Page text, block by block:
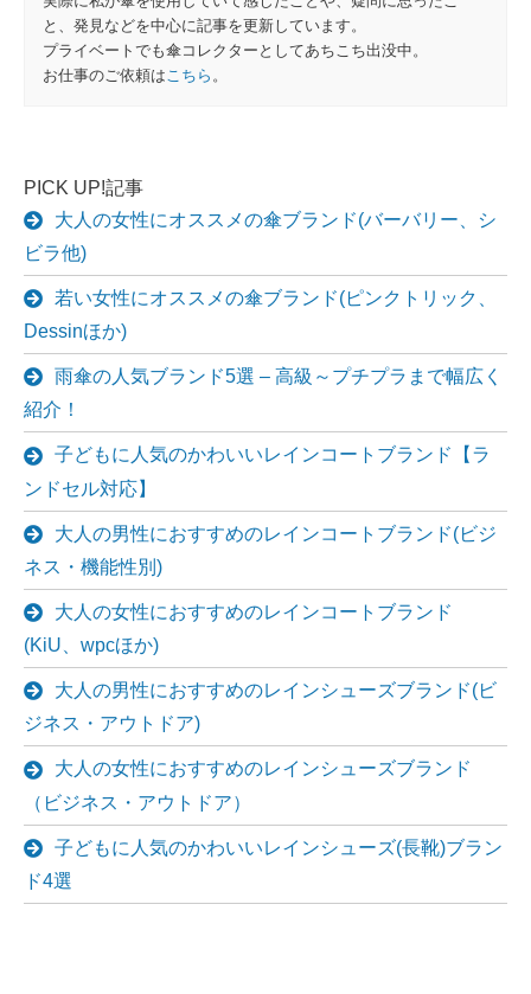
と、発見などを中心に記事を更新しています。
プライベートでも傘コレクターとしてあちこち出没中。
お仕事のご依頼は こちら 。
PICK UP!記事
大人の女性にオススメの傘ブランド(バーバリー、シ
ビラ他)
若い女性にオススメの傘ブランド(ピンクトリック、
Dessinほか)
雨傘の人気ブランド5選 – 高級～プチプラまで幅広く
紹介！
子どもに人気のかわいいレインコートブランド【ラ
ンドセル対応】
大人の男性におすすめのレインコートブランド(ビジ
ネス・機能性別)
大人の女性におすすめのレインコートブランド
(KiU、wpcほか)
大人の男性におすすめのレインシューズブランド(ビ
ジネス・アウトドア)
大人の女性におすすめのレインシューズブランド
（ビジネス・アウトドア）
子どもに人気のかわいいレインシューズ(長靴)ブラン
ド4選